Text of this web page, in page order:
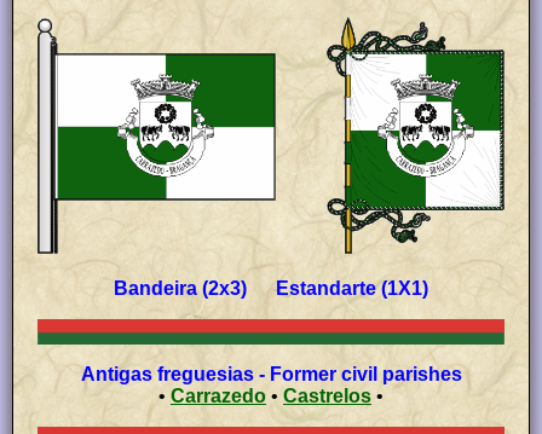
Bandeira (2x3) Estandarte (1X1)
Antigas freguesias - Former civil parishes
• Carrazedo • Castrelos •